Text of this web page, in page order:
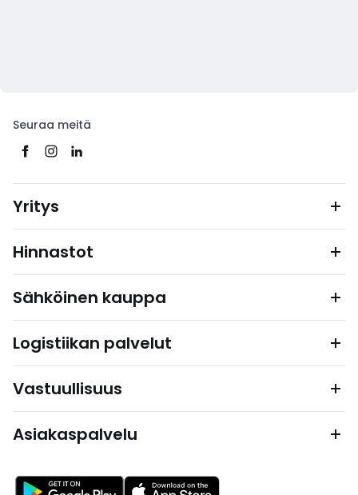
Seuraa meitä
Yritys
Hinnastot
Sähköinen kauppa
Logistiikan palvelut
Vastuullisuus
Asiakaspalvelu